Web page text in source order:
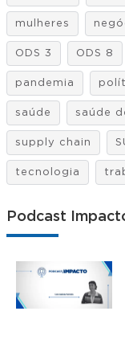
mulheres
ODS 3 ODS 8
pandemia
saúde saúde
supply chain
tecnologia
Podcast